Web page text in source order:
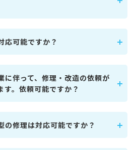
応可能ですか？
に伴って、修理・改造の依頼が
す。依頼可能ですか？
の修理は対応可能ですか？